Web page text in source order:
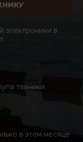
электроники в
техники
в этом месяце